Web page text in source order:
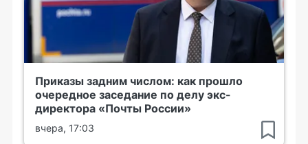
Приказы задним числом: как прошло
очередное заседание по делу экс-
директора «Почты России»
вчера, 17:03